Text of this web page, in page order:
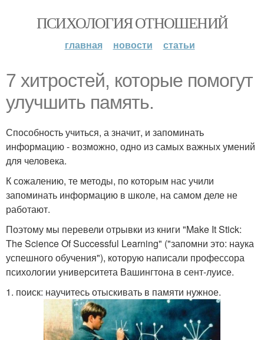
ПСИХОЛОГИЯ ОТНОШЕНИЙ
главная новости статьи
7 хитростей, которые помогут
улучшить память.
Способность учиться, а значит, и запоминать
информацию - возможно, одно из самых важных умений
для человека.
К сожалению, те методы, по которым нас учили
запоминать информацию в школе, на самом деле не
работают.
Поэтому мы перевели отрывки из книги "Make It Stick:
The Science Of Successful Learning" ("запомни это: наука
успешного обучения"), которую написали профессора
психологии университета Вашингтона в сент-луисе.
1. поиск: научитесь отыскивать в памяти нужное.